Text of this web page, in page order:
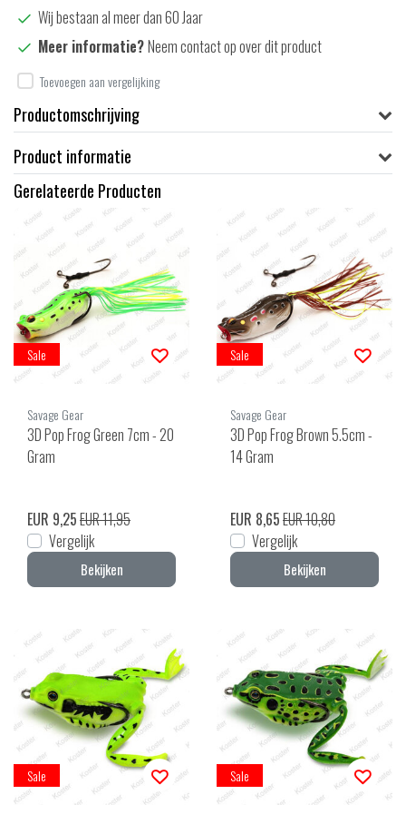
Wij bestaan al meer dan 60 Jaar
Meer informatie?Neem contact op over dit product
Toevoegen aan vergelijking
Productomschrijving
Product informatie
Gerelateerde Producten
Sale
Savage Gear
3D Pop Frog Green 7cm - 20
Gram
EUR 9,25EUR 11,95
Vergelijk
Bekijken
Sale
Savage Gear
3D Pop Frog Brown 5.5cm -
14 Gram
EUR 8,65EUR 10,80
Vergelijk
Bekijken
Sale Sale